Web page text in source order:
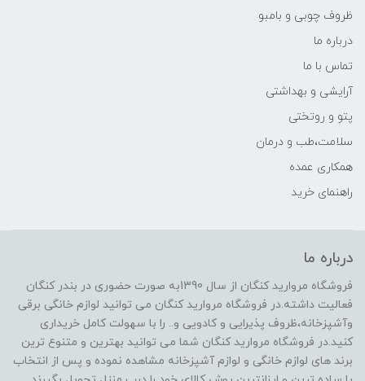
ظروف چوبی و بامبو
درباره ما
تماس با ما
آرایشی و بهداشتی
پتو و روتختی
سلامت،طب و درمان
همکاری عمده
راهنمای خرید
درباره ما
فروشگاه مروارید کنگان از سال 1390به صورت حضوری در بندر کنگان
فعالیت داشته.در فروشگاه مروارید کنگان می توانید لوازم خانگی برقی
وآشپزخانه،ظروف پذیرایی و کادویی و.. را با سهولت کامل خریداری
کنید.در فروشگاه مروارید کنگان شما می توانید بهترین و متنوع ترین
برند های لوازم خانگی و لوازم آشپزخانه مشاهده نموده و پس از انتخاب